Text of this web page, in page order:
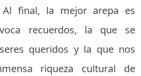
Al final, la mejor arepa es
recuerdos, la que se
queridos y la que nos
riqueza cultural de